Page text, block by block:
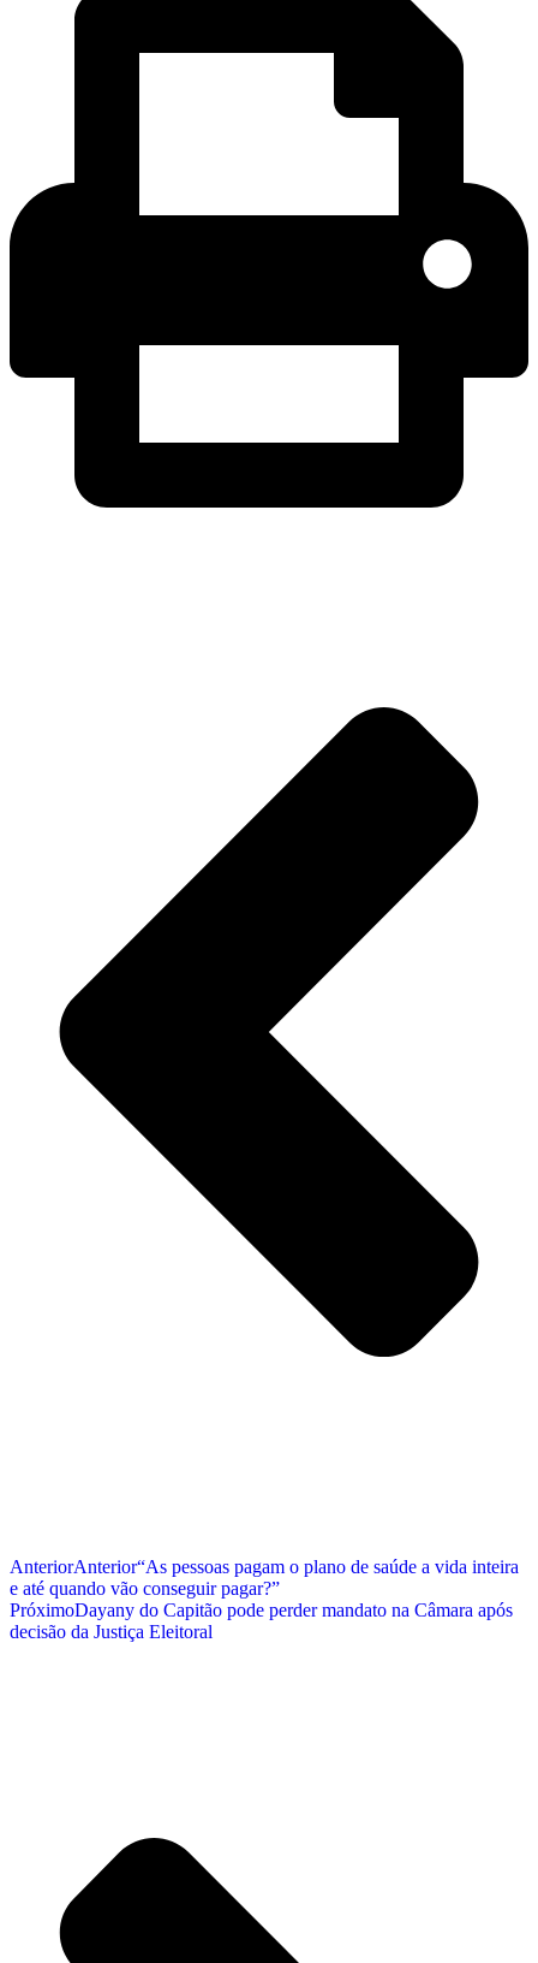
AnteriorAnterior“As pessoas pagam o plano de saúde a vida inteira
e até quando vão conseguir pagar?”
PróximoDayany do Capitão pode perder mandato na Câmara após
decisão da Justiça Eleitoral